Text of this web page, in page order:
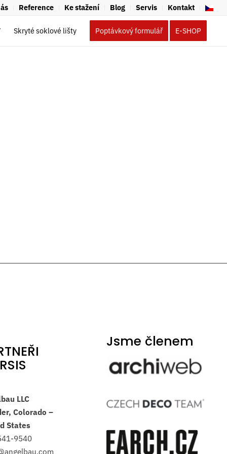
Reference Ke stažení Blog Servis Kontakt
Skryté soklové lišty Poptávkový formulář E-SHOP
LLC
Colorado –
States
9540
Jsme členem